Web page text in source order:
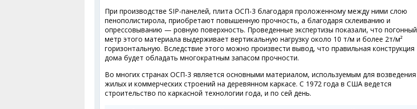
При производстве SIP-панелей, плита ОСП-3 благодаря проложенному между ними слою
пенополистирола, приобретают повышенную прочность, а благодаря склеиванию и
опрессовыванию — ровную поверхность. Проведенные экспертизы показали, что погонный
метр этого материала выдерживает вертикальную нагрузку около 10 т/м и более 2т/м²
горизонтальную. Вследствие этого можно произвести вывод, что правильная конструкция
дома будет обладать многократным запасом прочности.
Во многих странах ОСП-3 является основными материалом, используемым для возведения
жилых и коммерческих строений на деревянном каркасе. С 1972 года в США ведется
строительство по каркасной технологии года, и по сей день.